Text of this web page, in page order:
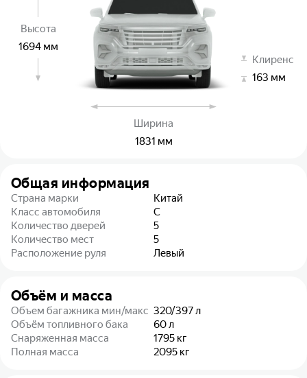
Высота
1694 мм
Клиренс
163 мм
Ширина
1831 мм
Общая информация
Страна марки
Китай
Класс автомобиля
C
Количество дверей
5
Количество мест
5
Расположение руля
Левый
Объём и масса
Объем багажника мин/макс 320/397л
Объём топливного бака
60л
Снаряженная масса
1795 кг
Полная масса
2095 кг